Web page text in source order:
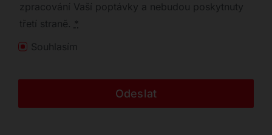
zpracování Vaší poptávky a nebudou poskytnuty
třetí straně. *
Souhlasím
Odeslat